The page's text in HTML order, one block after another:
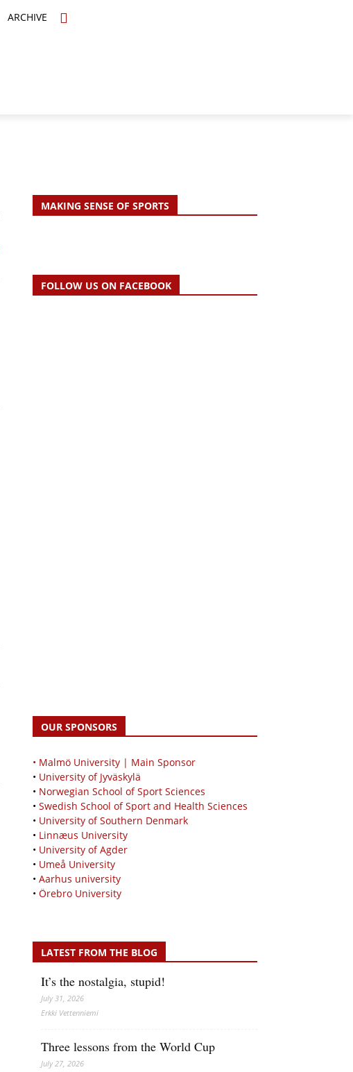
ARCHIVE
MAKING SENSE OF SPORTS
FOLLOW US ON FACEBOOK
OUR SPONSORS
• Malmö University | Main Sponsor
• University of Jyväskylä
• Norwegian School of Sport Sciences
• Swedish School of Sport and Health Sciences
• University of Southern Denmark
• Linnæus University
• University of Agder
• Umeå University
• Aarhus university
• Örebro University
LATEST FROM THE BLOG
It’s the nostalgia, stupid!
July 31, 2026
Erkki Vetten­­niemi
Three lessons from the World Cup
July 27, 2026